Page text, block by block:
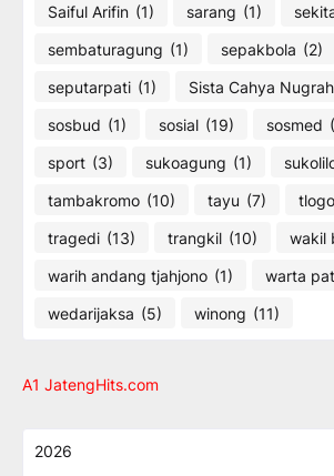
Saiful Arifin (1) sarang (1)
sembaturagung (1) sepakbola (2)
seputarpati (1) Sista Cahya
sosbud (1) sosial (19) sosmed
sport (3) sukoagung (1)
tambakromo (10) tayu (7)
tragedi (13) trangkil (10) wakil
warih andang tjahjono (1) warta
wedarijaksa (5) winong (11)
A1 JatengHits.com
2026